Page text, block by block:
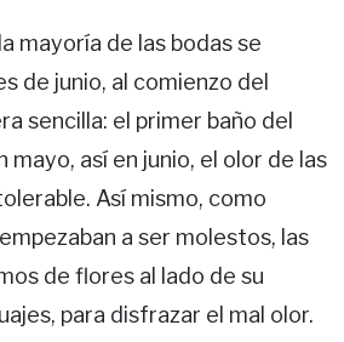
mayoría de las bodas se
de junio, al comienzo del
sencilla: el primer baño del
mayo, así en junio, el olor de las
Así mismo, como
a ser molestos, las
de flores al lado de su
para disfrazar el mal olor.